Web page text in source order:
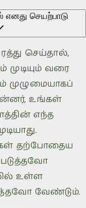
செயற்பாடு
செய்தால்,
வரை
உங்கள்
எந்த
தற்போதைய
உள்ள
வேண்டும்.